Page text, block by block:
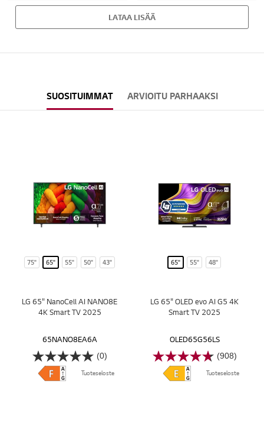
LATAA LISÄÄ
SUOSITUIMMAT ARVIOITU PARHAAKSI
75" 65" 55" 50" 43"
LG 65" NanoCell AI NANO8E
4K Smart TV 2025
65NANO8EA6A
(0)
Tuoteseloste
65" 55" 48"
LG 65" OLED evo AI G5 4K
Smart TV 2025
OLED65G56LS
(908)
Tuoteseloste